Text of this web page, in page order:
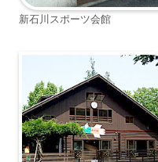
新石川スポーツ会館